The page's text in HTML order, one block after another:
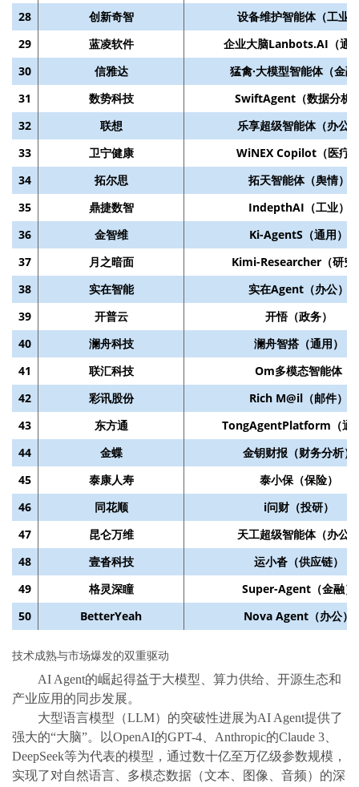
28 创新奇智
设备维护智能体（工业
29
蓝凌软件
企业大脑Lanbots.AI（通
30
信雅达
猛禽·大模型智能体（金融
31
数势科技
SwiftAgent（数据分析
32
联想
乐享超级智能体（办公
33
卫宁健康
WiNEX Copilot（医疗
34
拓尔思
拓天智能体（舆情）
35
鼎捷数智
IndepthAI（工业）
36
金智维
Ki-AgentS（通用）
37
月之暗面
Kimi-Researcher（研究
38
实在智能
实在Agent（办公）
39
开普云
开悟（政务）
40
澜舟科技
澜舟智搭（通用）
41
联汇科技
Om多模态智能体
42
彩讯股份
Rich M@il（邮件）
43
东方通
TongAgentPlatform（通
44
金蝶
金钥财报（财务分析）
45
泰康人寿
泰小保（保险）
46
同花顺
i问财（投研）
47
昆仑万维
天工超级智能体（办公
48
壹沓科技
运小沓（供应链）
49
格灵深瞳
Super-Agent（金融）
50
BetterYeah Nova Agent（办公）
技术成熟与市场爆发的双重驱动
AI Agent的崛起得益于大模型、算力供给、开源生态和
产业应用的同步发展。
大型语言模型（LLM）的突破性进展为AI Agent提供了
强大的“大脑”。以OpenAI的GPT-4、Anthropic的Claude 3、
DeepSeek等为代表的模型，通过数十亿至万亿级参数规模，
实现了对自然语言、多模态数据（文本、图像、音频）的深